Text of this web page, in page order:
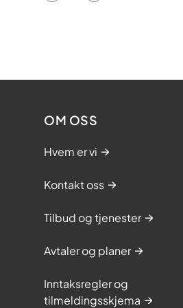
OM OSS
Hvem er vi
Kontakt oss
Tilbud og tjenester
Avtaler og planer
Inntaksregler og
tilmeldingsskjema